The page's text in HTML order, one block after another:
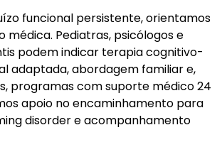
funcional persistente, orientamos
médica. Pediatras, psicólogos e
podem indicar terapia cognitivo-
adaptada, abordagem familiar e,
programas com suporte médico 24
apoio no encaminhamento para
disorder e acompanhamento